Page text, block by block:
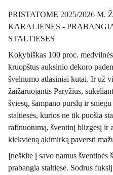
PRISTATOME 2025/2026 M.
KARALIENES -
STALTIESES
Kokybiškas 100 proc.
kruopštus auksinio dekoro
švelnumo atlasiniai kutai. Ir už
žaižaruojantis Paryžius,
šviesų, šampano purslų ir
staltiesės, kurios ne tik puošia
rafinuotumą, šventinį blizgesį ir
kiekvieną akimirką paversti
Įneškite į savo namus šventinės
prabangia staltiese. Sodrus